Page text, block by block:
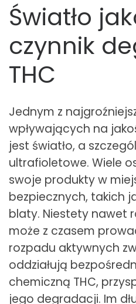
Światło
czynnik
THC
Jednym z
wpływających na
jest światło, a
ultrafioletowe. Wiele
swoje produkty w
bezpiecznych, takich
blaty. Niestety nawet
może z czasem
rozpadu aktywnych
oddziałują
chemiczną THC,
jego degradacji. Im